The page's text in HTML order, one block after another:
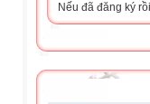
Nếu đã đăng ký